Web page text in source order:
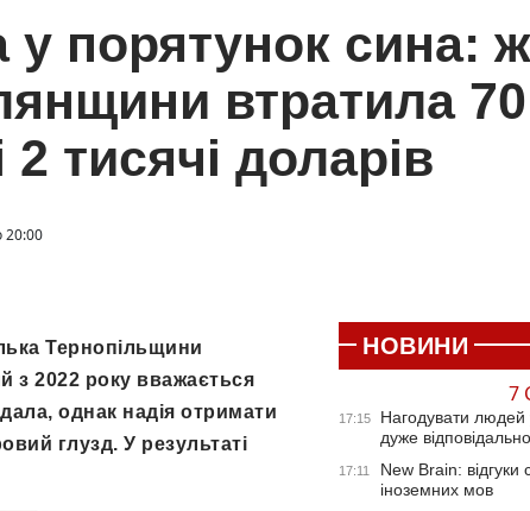
у порятунок сина:
втратила
2 тисячі доларів
20:00
Тернопільщини
з 2022 року вважається
однак надія отримати
глузд. У результаті
НОВИНИ
7
17:15
Нагодувати
дуже відповідально
17:11
New Brain: відгуки
іноземних мов